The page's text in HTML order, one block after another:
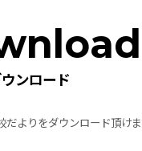
ンロード
だよりをダウンロード頂け